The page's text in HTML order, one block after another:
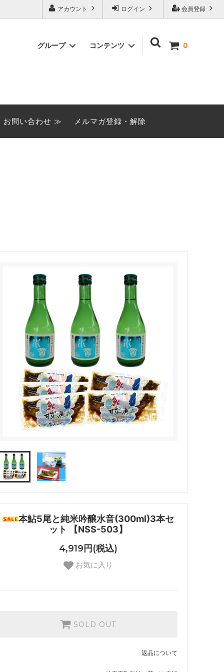
会員登録
ログイン
アカウント
0
グループ コンテンツ
お問い合わせ ≫ メルマガ登録・解除
本鮎5尾と純米吟醸水音(300ml)3本セ
ット 【NSS-503】
4,919円(税込)
お気に入り
SOLD OUT
返品について